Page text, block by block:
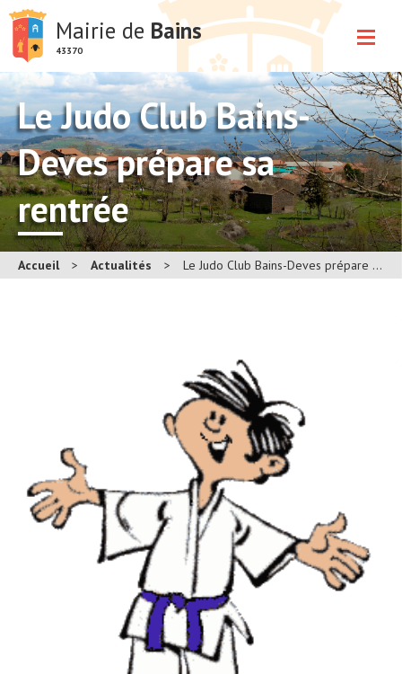
Mairie de Bains
43370
Le Judo Club Bains-
Deves prépare sa
rentrée
Accueil > Actualités > Le Judo Club Bains-Deves prépare sa rentrée